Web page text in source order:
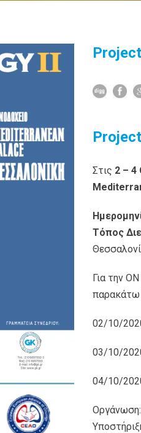
Στις 2 – 4
Τόπος
Για την
παρακάτω
02/10/
03/10/
04/10/
Οργάνωση: